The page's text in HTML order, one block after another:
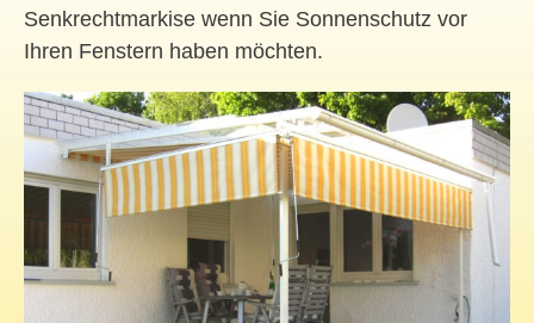
Senkrechtmarkise wenn Sie Sonnenschutz vor
Ihren Fenstern haben möchten.